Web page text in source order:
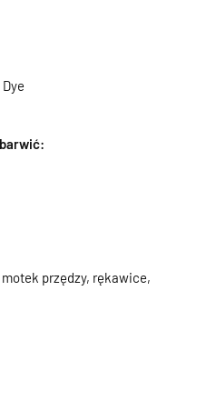
przędzy, rękawice,